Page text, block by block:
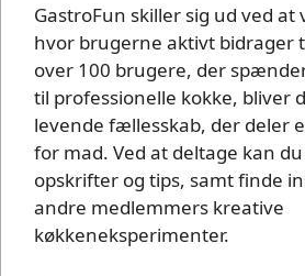
GastroFun skiller sig ud ved
hvor brugerne aktivt bidrager
over 100 brugere, der
til professionelle kokke, bliver
levende fællesskab, der deler
for mad. Ved at deltage kan
opskrifter og tips, samt finde
andre medlemmers kreative
køkkeneksperimenter.